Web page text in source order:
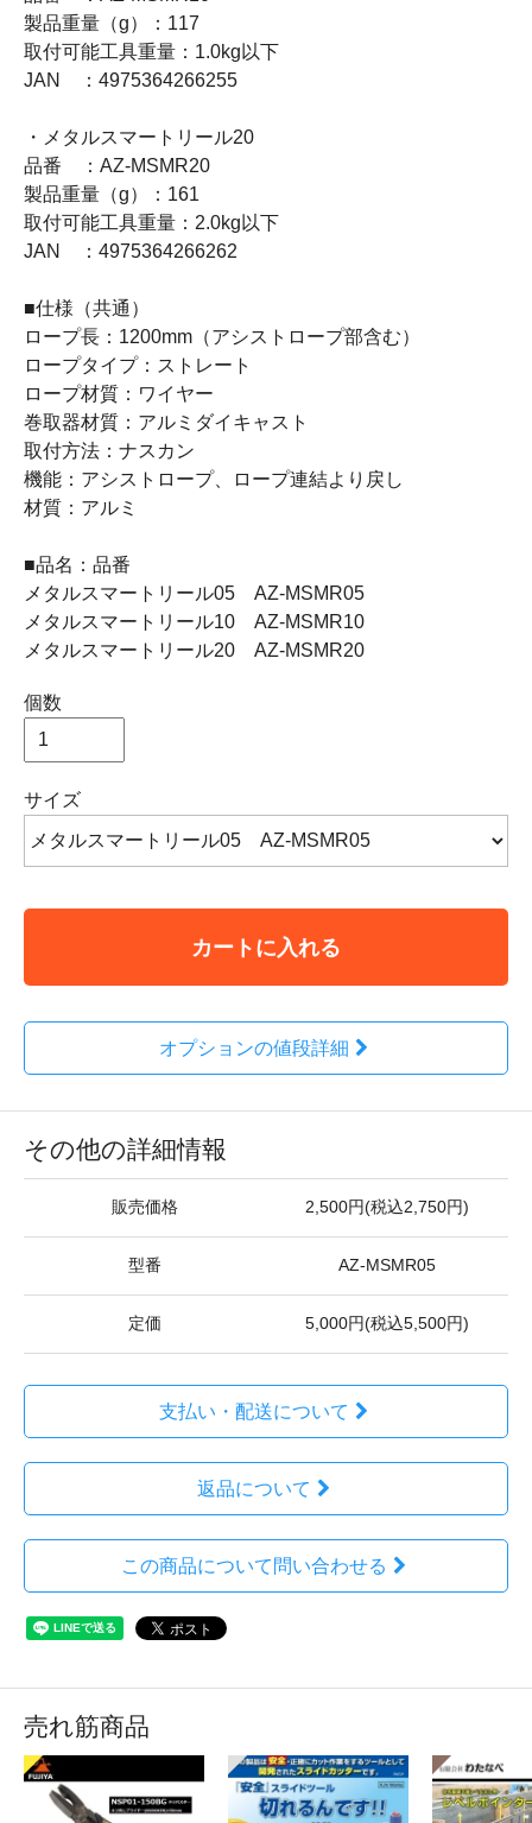
製品重量（g）：117
取付可能工具重量：1.0kg以下
JAN ：4975364266255
・メタルスマートリール20
品番 ：AZ-MSMR20
製品重量（g）：161
取付可能工具重量：2.0kg以下
JAN ：4975364266262
■仕様（共通）
ロープ長：1200mm（アシストロープ部含む）
ロープタイプ：ストレート
ロープ材質：ワイヤー
巻取器材質：アルミダイキャスト
取付方法：ナスカン
機能：アシストロープ、ロープ連結より戻し
材質：アルミ
■品名：品番
メタルスマートリール05 AZ-MSMR05
メタルスマートリール10 AZ-MSMR10
メタルスマートリール20 AZ-MSMR20
個数
サイズ
カートに入れる
オプションの値段詳細
その他の詳細情報
販売価格 2,500円(税込2,750円)
型番 AZ-MSMR05
定価 5,000円(税込5,500円)
支払い・配送について
返品について
この商品について問い合わせる
売れ筋商品